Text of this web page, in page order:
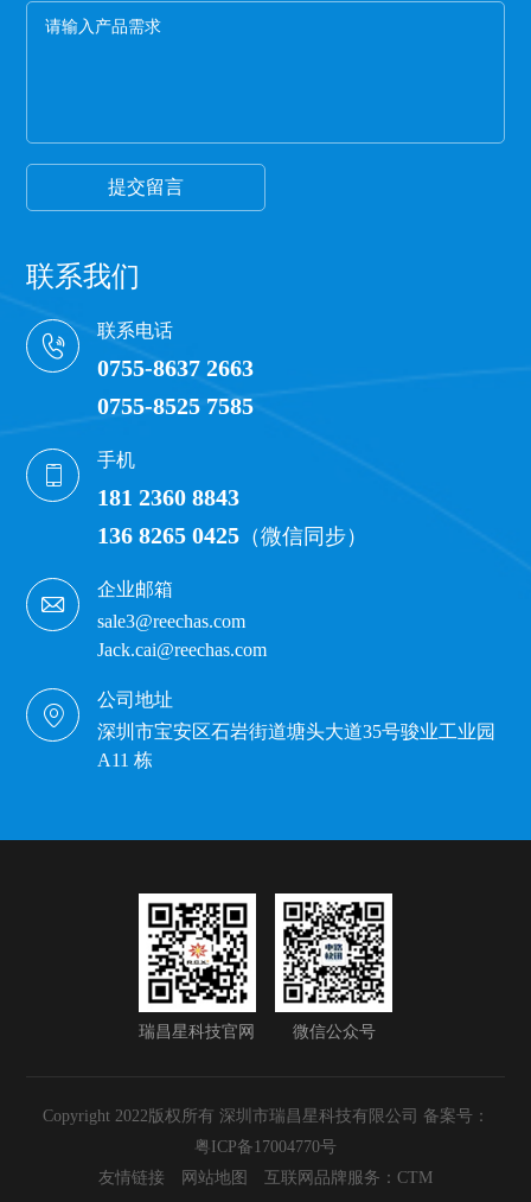
米数会减少。好的保护膜所选用的薄膜都比较柔
联系我们
联系电话
0755-8637 2663
0755-8525 7585
手机
181 2360 8843
136 8265 0425 （微信同步）
企业邮箱
sale3@reechas.com
Jack.cai@reechas.com
公司地址
深圳市宝安区石岩街道塘头大道35号骏业工业园
A11 栋
提交留言
瑞昌星科技官网 微信公众号
Copyright 2022版权所有 深圳市瑞昌星科技有限公司 备案号：
粤ICP备17004770号
友情链接
网站地图 互联网品牌服务：CTM